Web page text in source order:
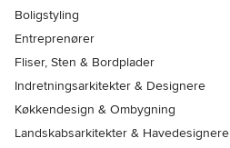
Boligstyling
Entreprenører
Fliser, Sten & Bordplader
Indretningsarkitekter & Designere
Køkkendesign & Ombygning
Landskabsarkitekter & Havedesignere